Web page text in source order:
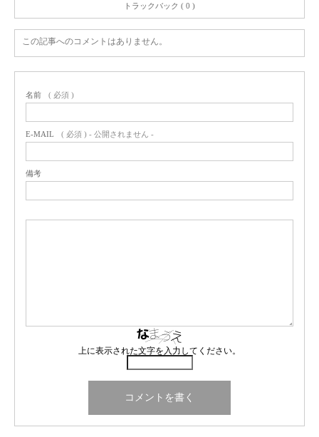
トラックバック ( 0 )
この記事へのコメントはありません。
名前 ( 必須 )
E-MAIL ( 必須 ) - 公開されません -
備考
上に表示された文字を入力してください。